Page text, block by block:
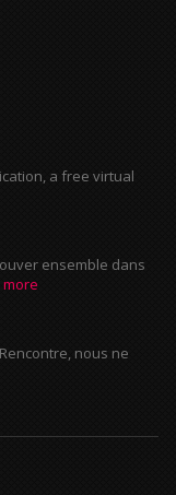
a free virtual
ensemble dans
Rencontre, nous ne